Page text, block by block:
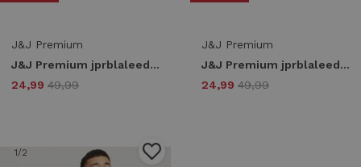
J&J Premium
J&J Premium jprblaleeds print dobby l/s shirt ln 12268132 Overhemd night sky comfort fit
24,99 49,99
J&J Premium
J&J Premium jprblaleeds print dobby l/s shirt ln 12268132 Overhemd peat comfort fit
24,99 49,99
1/2